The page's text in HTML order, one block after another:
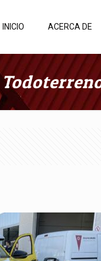
INICIO ACERCA DE